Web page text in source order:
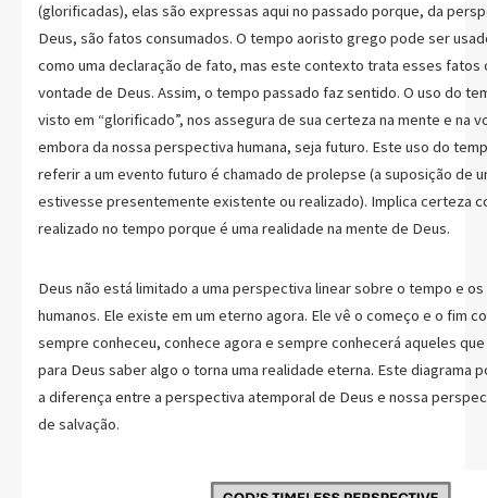
(glorificadas), elas são expressas aqui no passado porque, da
Deus, são fatos consumados. O tempo aoristo grego pode ser
como uma declaração de fato, mas este contexto trata esses fatos
vontade de Deus. Assim, o tempo passado faz sentido. O uso do
visto em “glorificado”, nos assegura de sua certeza na mente e na
embora da nossa perspectiva humana, seja futuro. Este uso do
referir a um evento futuro é chamado de prolepse (a suposição de
estivesse presentemente existente ou realizado). Implica certeza
realizado no tempo porque é uma realidade na mente de Deus.
Deus não está limitado a uma perspectiva linear sobre o tempo e
humanos. Ele existe em um eterno agora. Ele vê o começo e o fim
sempre conheceu, conhece agora e sempre conhecerá aqueles
para Deus saber algo o torna uma realidade eterna. Este diagrama
a diferença entre a perspectiva atemporal de Deus e nossa
de salvação.